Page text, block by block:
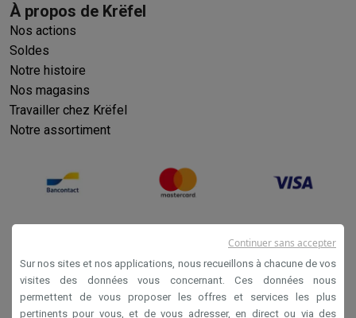
À propos de Krëfel
Nos actions
Soldes
Notre histoire
Nos magasins
Travailler chez Krëfel
Notre assortiment
Conditions générales de vente
Sur nos sites et nos applications, nous recueillons à chacune de vos
visites des données vous concernant. Ces données nous
permettent de vous proposer les offres et services les plus
pertinents pour vous, et de vous adresser, en direct ou via des
Continuer sans accepter